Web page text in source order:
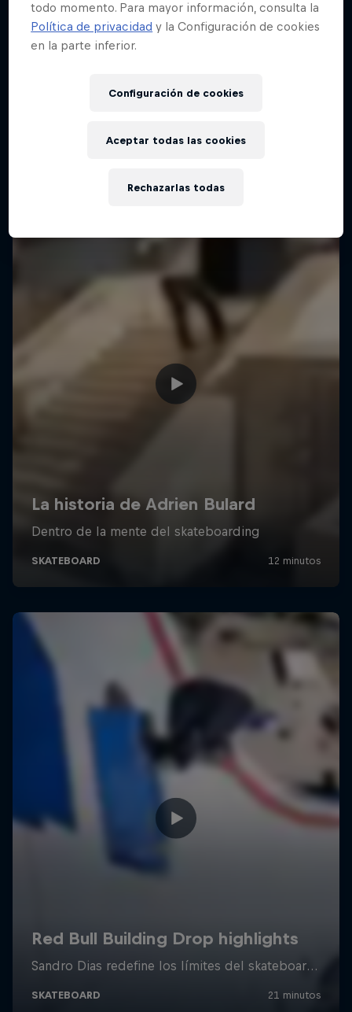
Red Bull Building Drop
25 Septiembre 2025
Mirá la repetición
todo momento. Para mayor información, consulta la
Política de privacidad y la Configuración de cookies
en la parte inferior.
Configuración de cookies
Rechazarlas todas
Aceptar todas las cookies